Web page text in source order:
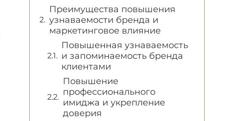
Преимущества повышения
узнаваемости бренда и
маркетинговое влияние
Повышенная узнаваемость
и запоминаемость бренда
клиентами
Повышение
профессионального
имиджа и укрепление
доверия